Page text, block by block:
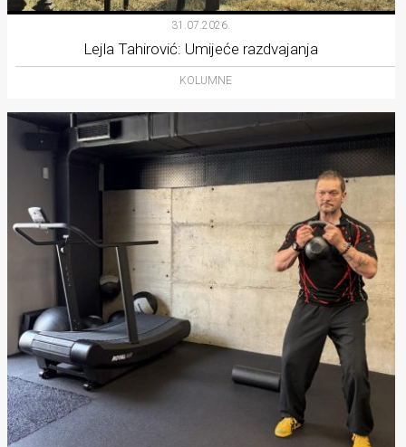
31.07.2026.
Lejla Tahirović: Umijeće razdvajanja
KOLUMNE